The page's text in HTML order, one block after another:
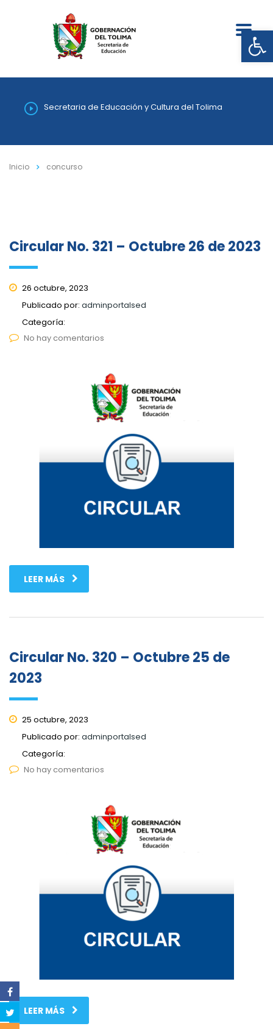
Secretaria de Educación y Cultura del Tolima
Inicio concurso
Circular No. 321 – Octubre 26 de 2023
26 octubre, 2023
Publicado por: adminportalsed
Categoría:
No hay comentarios
LEER MÁS
Circular No. 320 – Octubre 25 de
2023
25 octubre, 2023
Publicado por: adminportalsed
Categoría:
No hay comentarios
LEER MÁS